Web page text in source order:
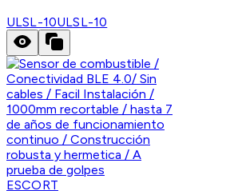
ULSL-10ULSL-10
ESCORT